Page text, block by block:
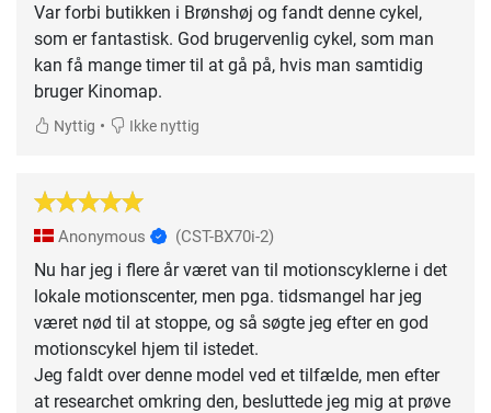
Var forbi butikken i Brønshøj og fandt denne cykel,
som er fantastisk. God brugervenlig cykel, som man
kan få mange timer til at gå på, hvis man samtidig
bruger Kinomap.
Nyttig • Ikke nyttig
Anonymous (CST-BX70i-2)
Nu har jeg i flere år været van til motionscyklerne i det
lokale motionscenter, men pga. tidsmangel har jeg
været nød til at stoppe, og så søgte jeg efter en god
motionscykel hjem til istedet.
Jeg faldt over denne model ved et tilfælde, men efter
at researchet omkring den, besluttede jeg mig at prøve